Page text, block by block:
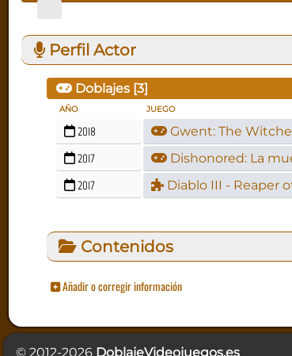
Perfil Actor
Doblajes [3]
AÑO JUEGO
2018 Gwent: The
2017 Dishonored: La
2017 Diablo III - Reaper
Contenidos
Añadir o corregir información
© 2012-2026 DoblajeVideojuegos.es